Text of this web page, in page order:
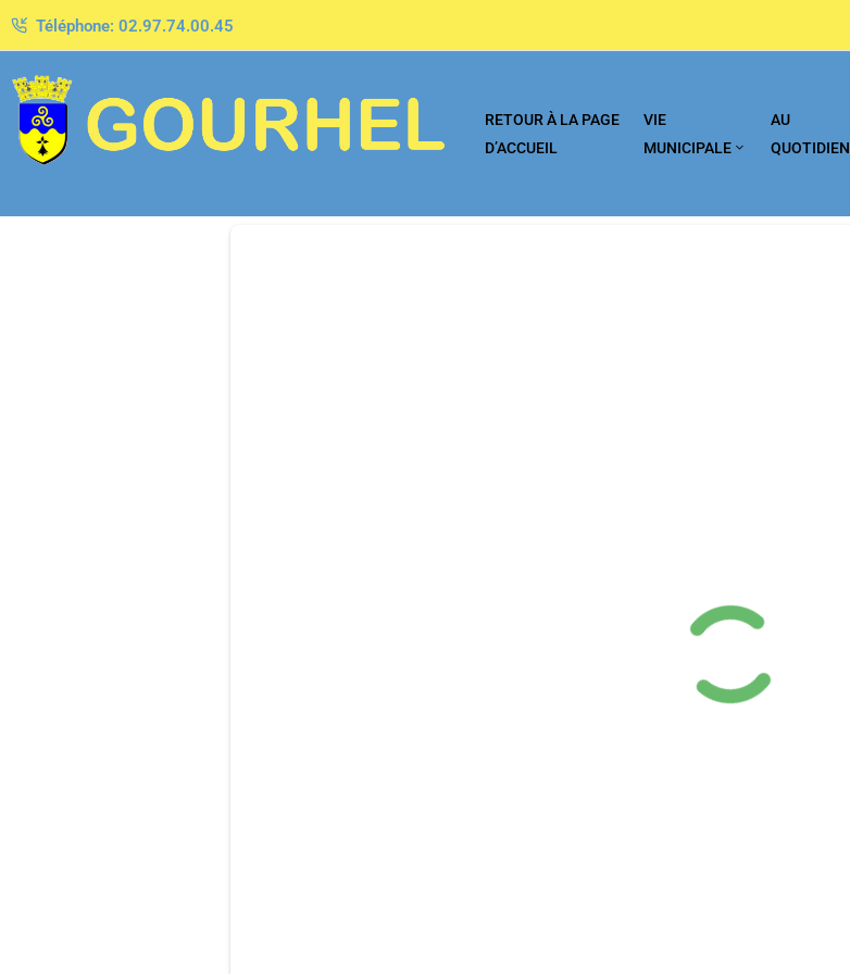
Téléphone: 02.97.74.00.45
RETOUR À LA PAGE
D’ACCUEIL
VIE
MUNICIPALE
AU
QUOTIDIEN